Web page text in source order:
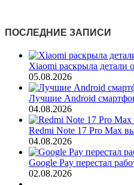
ПОСЛЕДНИЕ ЗАПИСИ
Xiaomi раскрыла детали
05.08.2026
Лучшие Android
04.08.2026
Redmi Note 17 Pro Max
04.08.2026
Google Pay перестал
02.08.2026